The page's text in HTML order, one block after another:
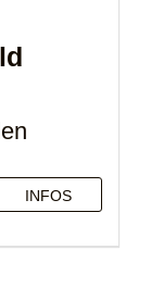
INFOS